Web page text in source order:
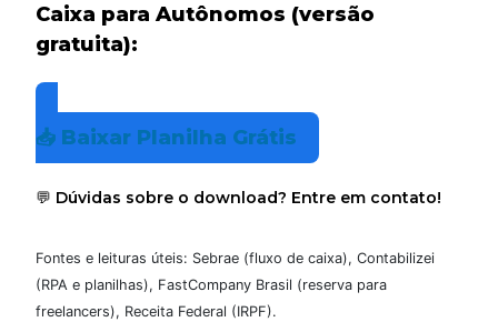
Caixa para Autônomos (versão
gratuita):
📥 Baixar Planilha Grátis
💬 Dúvidas sobre o download? Entre em contato!
Fontes e leituras úteis: Sebrae (fluxo de caixa), Contabilizei
(RPA e planilhas), FastCompany Brasil (reserva para
freelancers), Receita Federal (IRPF).